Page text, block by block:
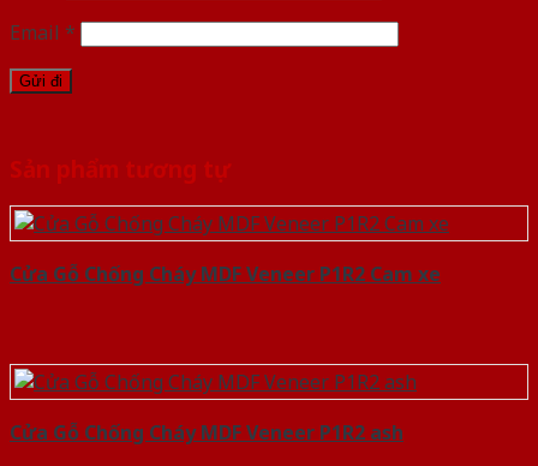
Email *
Sản phẩm tương tự
Cửa Gỗ Chống Cháy MDF Veneer P1R2 Cam xe
Cửa Gỗ Chống Cháy MDF Veneer P1R2 ash